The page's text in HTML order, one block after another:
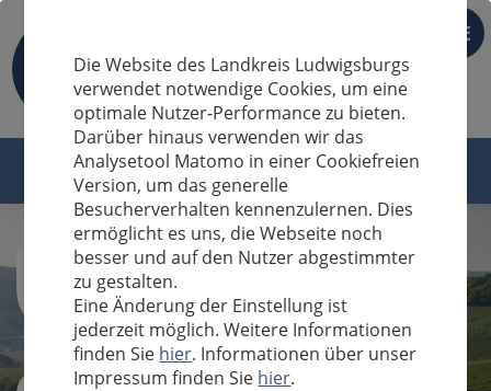
DE
Sucheingabe
Die Website des Landkreis Ludwigsburgs
verwendet notwendige Cookies, um eine
optimale Nutzer-Performance zu bieten.
Darüber hinaus verwenden wir das
Analysetool Matomo in einer Cookiefreien
Version, um das generelle
Besucherverhalten kennenzulernen. Dies
ermöglicht es uns, die Webseite noch
besser und auf den Nutzer abgestimmter
zu gestalten.
Eine Änderung der Einstellung ist
jederzeit möglich. Weitere Informationen
finden Sie hier. Informationen über unser
Impressum finden Sie hier.